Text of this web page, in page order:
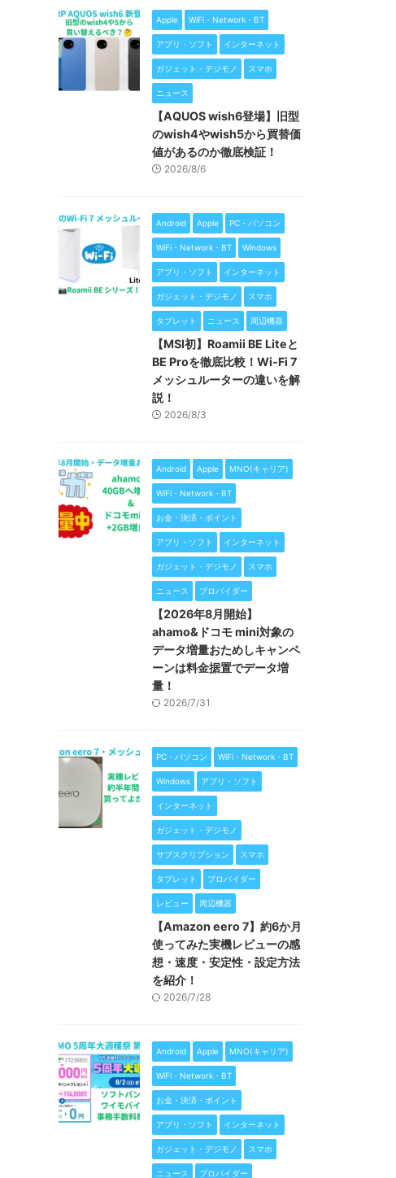
Apple WiFi・Network・BT
アプリ・ソフト インターネット
ガジェット・デジモノ スマホ
ニュース
【AQUOS wish6登場】旧型
のwish4やwish5から買替価
値があるのか徹底検証！
2026/8/6
Android Apple PC・パソコン
WiFi・Network・BT Windows
アプリ・ソフト インターネット
ガジェット・デジモノ スマホ
タブレット ニュース 周辺機器
【MSI初】Roamii BE Liteと
BE Proを徹底比較！Wi-Fi 7
メッシュルーターの違いを解
説！
2026/8/3
Android Apple MNO(キャリア)
WiFi・Network・BT
お金・決済・ポイント
アプリ・ソフト インターネット
ガジェット・デジモノ スマホ
ニュース プロバイダー
【2026年8月開始】
ahamo&ドコモ mini対象の
データ増量おためしキャンペ
ーンは料金据置でデータ増
量！
2026/7/31
PC・パソコン WiFi・Network・BT
Windows アプリ・ソフト
インターネット
ガジェット・デジモノ
サブスクリプション スマホ
タブレット プロバイダー
レビュー 周辺機器
【Amazon eero 7】約6か月
使ってみた実機レビューの感
想・速度・安定性・設定方法
を紹介！
2026/7/28
Android Apple MNO(キャリア)
WiFi・Network・BT
お金・決済・ポイント
アプリ・ソフト インターネット
ガジェット・デジモノ スマホ
ニュース プロバイダー